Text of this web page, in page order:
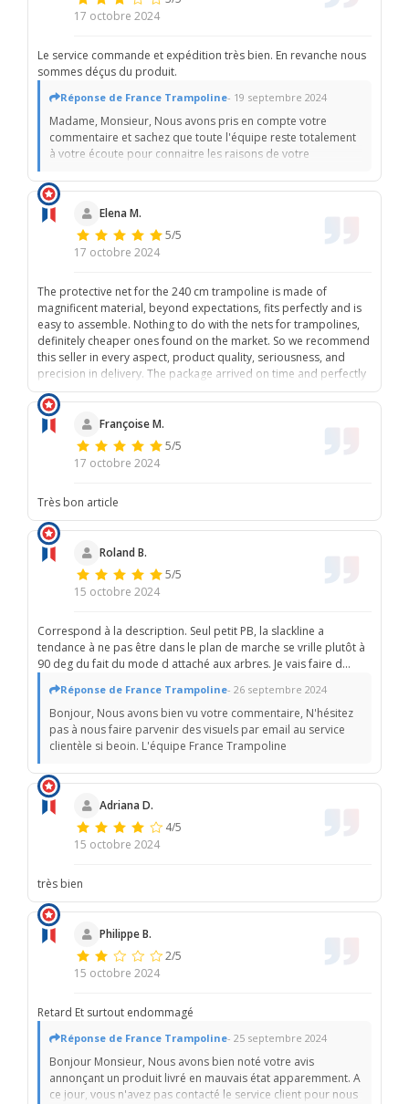
17 octobre 2024
Le service commande et expédition très bien. En revanche nous
sommes déçus du produit.
Réponse de France Trampoline- 19 septembre 2024
Madame, Monsieur, Nous avons pris en compte votre
commentaire et sachez que toute l'équipe reste totalement
à votre écoute pour connaitre les raisons de votre
le montage, l'utilisation par les enfants est une étape très
importante pour vous et pour nous. A ce jour, nous n'avons
pas reçu de mail ou d'appel de votre part au service
clientèle. Nous restons disponibles. L'équipe France
Trampoline.
Elena M.
5/5
17 octobre 2024
The protective net for the 240 cm trampoline is made of
magnificent material, beyond expectations, fits perfectly and is
easy to assemble. Nothing to do with the nets for trampolines,
definitely cheaper ones found on the market. So we recommend
this seller in every aspect, product quality, seriousness, and
precision in delivery. The package arrived on time and perfectly
intact. It was a real pleasure to purchase from this site.
Françoise M.
5/5
17 octobre 2024
Très bon article
Roland B.
5/5
15 octobre 2024
Correspond à la description. Seul petit PB, la slackline a
tendance à ne pas être dans le plan de marche se vrille plutôt à
90 deg du fait du mode d attaché aux arbres. Je vais faire d
Réponse de France Trampoline- 26 septembre 2024
Bonjour, Nous avons bien vu votre commentaire, N'hésitez
pas à nous faire parvenir des visuels par email au service
clientèle si beoin. L'équipe France Trampoline
Adriana D.
4/5
15 octobre 2024
très bien
Philippe B.
2/5
15 octobre 2024
Retard Et surtout endommagé
Réponse de France Trampoline- 25 septembre 2024
Bonjour Monsieur, Nous avons bien noté votre avis
annonçant un produit livré en mauvais état apparemment. A
ce jour, vous n'avez pas contacté le service client pour nous